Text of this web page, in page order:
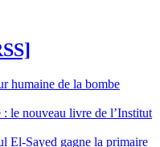
humaine de la bombe
le nouveau livre de l’Institut
El-Sayed gagne la primaire